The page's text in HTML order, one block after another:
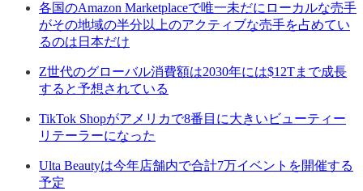
各国のAmazon Marketplaceで唯一未だにローカルな売手
がその地域の半分以上のアクティブな売手を占めてい
るのは日本だけ
Z世代のグローバル消費額は2030年には$12Tまで成長
すると予想されている
TikTok Shopがアメリカで8番目に大きいビューティー
リテーラーになった
Ulta Beautyは今年店舗内で合計7万イベントを開催する
予定